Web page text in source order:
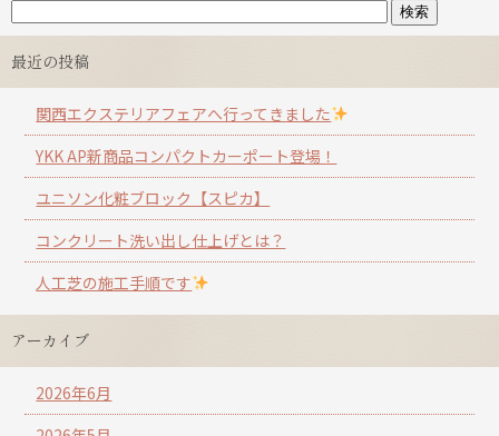
最近の投稿
関西エクステリアフェアへ行ってきました
YKK AP新商品コンパクトカーポート登場！
ユニソン化粧ブロック【スピカ】
コンクリート洗い出し仕上げとは？
人工芝の施工手順です
アーカイブ
2026年6月